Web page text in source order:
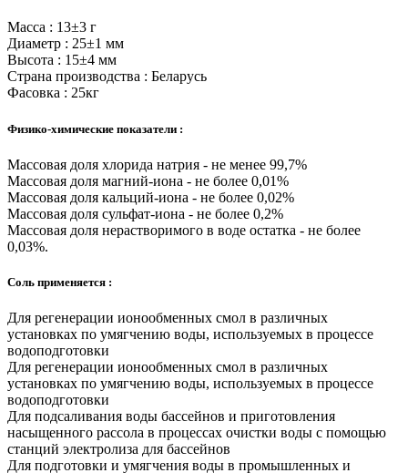
Масса : 13±3 г
Диаметр : 25±1 мм
Высота : 15±4 мм
Страна производства : Беларусь
Фасовка : 25кг
Физико-химические показатели :
Массовая доля хлорида натрия - не менее 99,7%
Массовая доля магний-иона - не более 0,01%
Массовая доля кальций-иона - не более 0,02%
Массовая доля сульфат-иона - не более 0,2%
Массовая доля нерастворимого в воде остатка - не более
0,03%.
Соль применяется :
Для регенерации ионообменных смол в различных
установках по умягчению воды, используемых в процессе
водоподготовки
Для регенерации ионообменных смол в различных
установках по умягчению воды, используемых в процессе
водоподготовки
Для подсаливания воды бассейнов и приготовления
насыщенного рассола в процессах очистки воды с помощью
станций электролиза для бассейнов
Для подготовки и умягчения воды в промышленных и